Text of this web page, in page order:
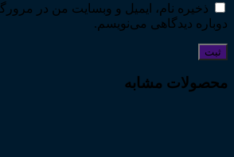
ذخیره نام، ایمیل و وبسایت من در
دوباره دیدگاهی می‌نویسم.
محصولات مشابه